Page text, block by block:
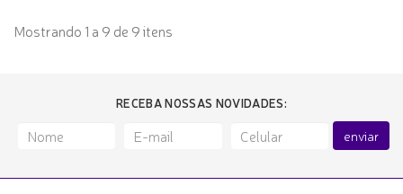
Mostrando 1 a 9 de 9 itens
RECEBA NOSSAS NOVIDADES:
enviar